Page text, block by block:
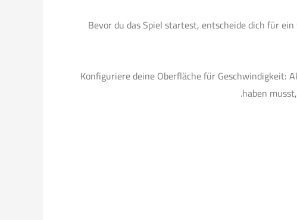
Bevor du das Spiel startest, entscheide dich für
Konfiguriere deine Oberfläche für Geschwindigkeit:
haben